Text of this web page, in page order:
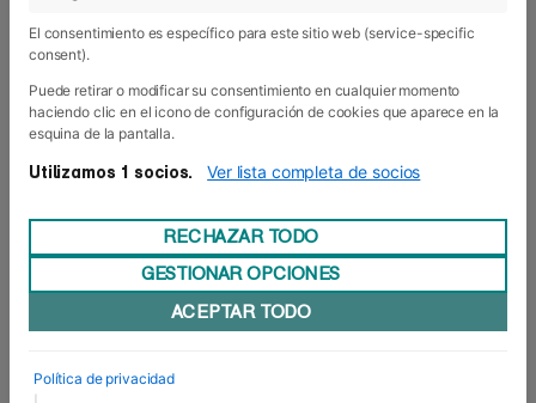
Últimas plazas para el un curso sobre
El consentimiento es específico para este sitio web (service-specific
consent).
Puede retirar o modificar su consentimiento en cualquier momento
haciendo clic en el icono de configuración de cookies que aparece en la
esquina de la pantalla.
Utilizamos 1 socios. Ver lista completa de socios
RECHAZAR TODO
GESTIONAR OPCIONES
ACEPTAR TODO
Política de privacidad